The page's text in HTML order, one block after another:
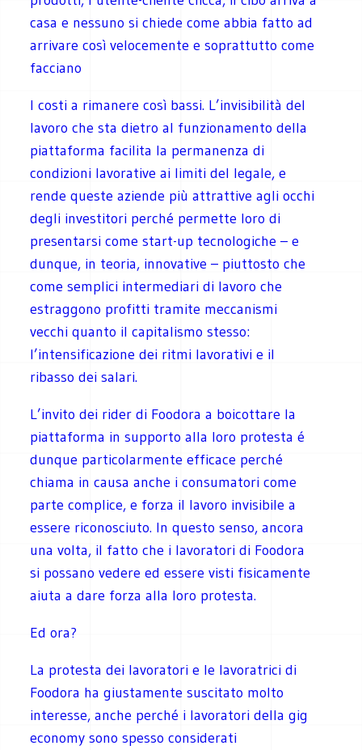
casa e nessuno si chiede come abbia fatto ad
arrivare così velocemente e soprattutto come
facciano
I costi a rimanere così bassi. L’invisibilità del
lavoro che sta dietro al funzionamento della
piattaforma facilita la permanenza di
condizioni lavorative ai limiti del legale, e
rende queste aziende più attrattive agli occhi
degli investitori perché permette loro di
presentarsi come start-up tecnologiche – e
dunque, in teoria, innovative – piuttosto che
come semplici intermediari di lavoro che
estraggono profitti tramite meccanismi
vecchi quanto il capitalismo stesso:
l’intensificazione dei ritmi lavorativi e il
ribasso dei salari.
L’invito dei rider di Foodora a boicottare la
piattaforma in supporto alla loro protesta é
dunque particolarmente efficace perché
chiama in causa anche i consumatori come
parte complice, e forza il lavoro invisibile a
essere riconosciuto. In questo senso, ancora
una volta, il fatto che i lavoratori di Foodora
si possano vedere ed essere visti fisicamente
aiuta a dare forza alla loro protesta.
Ed ora?
La protesta dei lavoratori e le lavoratrici di
Foodora ha giustamente suscitato molto
interesse, anche perché i lavoratori della gig
economy sono spesso considerati